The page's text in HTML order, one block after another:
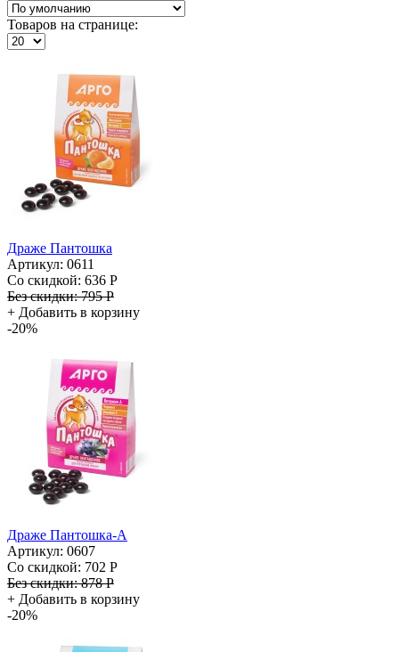
Товаров на странице:
Драже Пантошка
Артикул: 0611
Со скидкой: 636 Р
Без скидки:795 Р
+ Добавить в корзину
-20%
Драже Пантошка-A
Артикул: 0607
Со скидкой: 702 Р
Без скидки:878 Р
+ Добавить в корзину
-20%